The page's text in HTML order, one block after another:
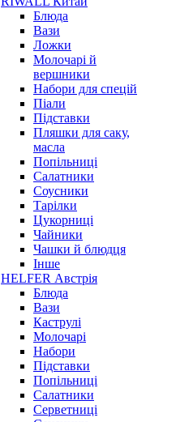
Блюда
Вази
Ложки
Молочарі й
вершники
Набори для спецій
Піали
Підставки
Пляшки для саку,
масла
Попільниці
Салатники
Соусники
Тарілки
Цукорниці
Чайники
Чашки й блюдця
Інше
HELFER Австрія
Блюда
Вази
Каструлі
Молочарі
Набори
Підставки
Попільниці
Салатники
Серветниці